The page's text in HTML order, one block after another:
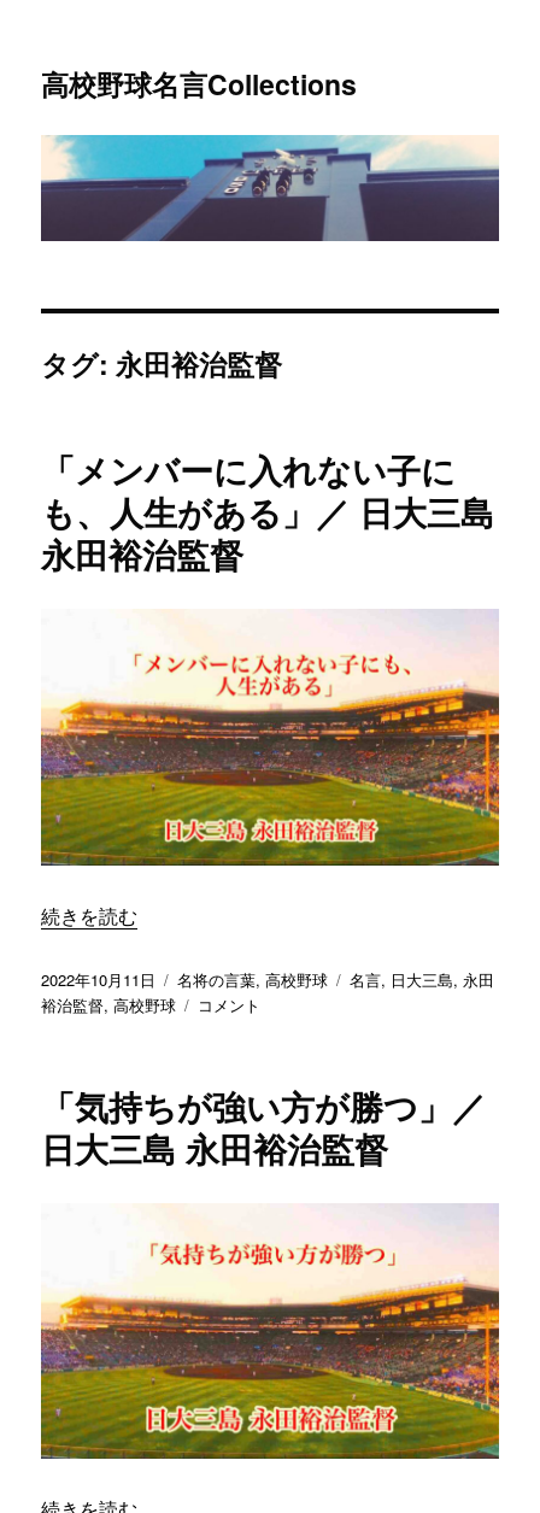
高校野球名言Collections
タグ: 永田裕治監督
「メンバーに入れない子に
も、人生がある」／ 日大三島
永田裕治監督
“「メンバーに入れない子にも、人生がある」／ 日大三
続きを読む
投
稿
2022年10月11日
カ
テ
名将の言葉,高校野球
タ
名言, 日大三島,永田
裕治監督,高校野球
「メ
に
入
れ
に
人
生
が
あ
る」
／
日
コメント
「気持ちが強い方が勝つ」／
日大三島 永田裕治監督